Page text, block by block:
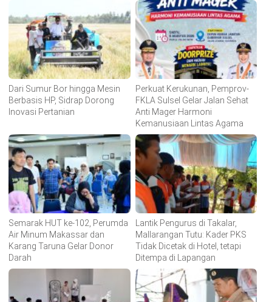
Dari Sumur Bor hingga Mesin
Berbasis HP, Sidrap Dorong
Inovasi Pertanian
Perkuat Kerukunan, Pemprov-
FKLA Sulsel Gelar Jalan Sehat
Anti Mager Harmoni
Kemanusiaan Lintas Agama
Semarak HUT ke-102, Perumda
Air Minum Makassar dan
Karang Taruna Gelar Donor
Darah
Lantik Pengurus di Takalar,
Mallarangan Tutu: Kader PKS
Tidak Dicetak di Hotel, tetapi
Ditempa di Lapangan